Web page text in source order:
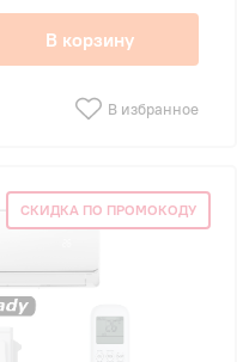
В корзину
В избранное
СКИДКА ПО ПРОМОКОДУ